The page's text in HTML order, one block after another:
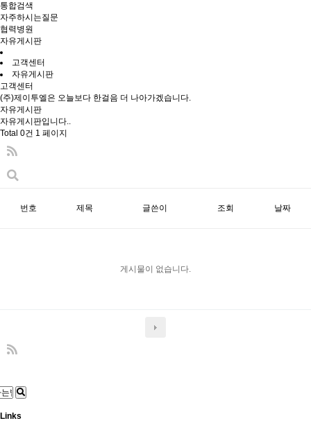
통합검색
자주하시는질문
협력병원
자유게시판
고객센터
자유게시판
고객센터
(주)제이투엘은 오늘보다 한걸음 더 나아가겠습니다.
자유게시판
자유게시판입니다..
Total 0건 1 페이지
번호 제목 글쓴이 조회 날짜
게시물이 없습니다.
Links